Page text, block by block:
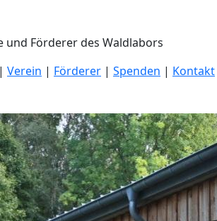
und Förderer des Waldlabors
| Verein | Förderer | Spenden | Kontakt